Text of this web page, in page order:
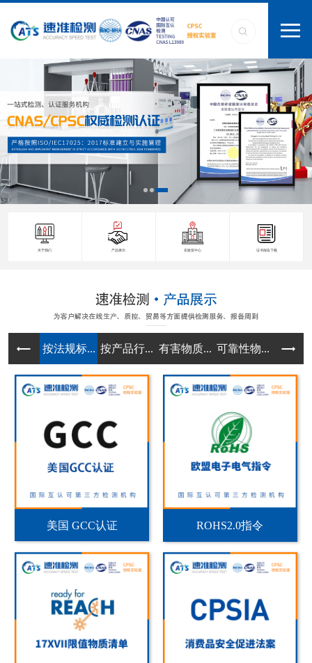
关于我们 产品展示 实验室中心 证书报告下载
按法规标... 按产品行... 有害物质... 可靠性物... 实验
美国 GCC认证 ROHS2.0指令